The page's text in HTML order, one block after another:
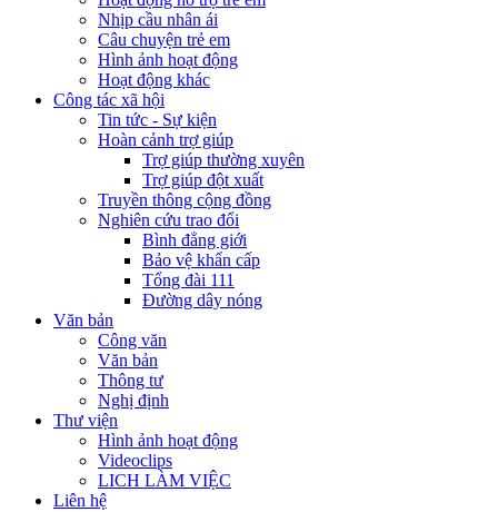
Nhịp cầu nhân ái
Câu chuyện trẻ em
Hình ảnh hoạt động
Hoạt động khác
Công tác xã hội
Tin tức - Sự kiện
Hoàn cảnh trợ giúp
Trợ giúp thường xuyên
Trợ giúp đột xuất
Truyền thông cộng đồng
Nghiên cứu trao đổi
Bình đẳng giới
Bảo vệ khẩn cấp
Tổng đài 111
Đường dây nóng
Văn bản
Công văn
Văn bản
Thông tư
Nghị định
Thư viện
Hình ảnh hoạt động
Videoclips
LICH LÀM VIỆC
Liên hệ